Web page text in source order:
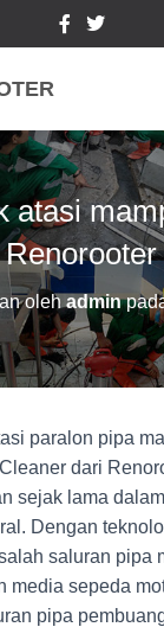
atasi
Renorooter
oleh admin
paralon pipa
dari
sejak lama
Dengan
saluran pipa
media sepeda
pipa